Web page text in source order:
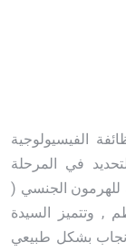
الفيسيولوجية
في المرحلة
انتاجه للهرمون الجنسي (
, وتتميز السيدة
بشكل طبيعي